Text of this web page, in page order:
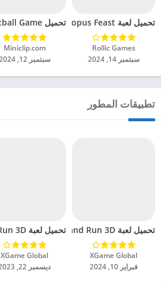
تحميل لعبة Octopus Feast مهكرة للاندرويد 2024
Rollic Games‏
سبتمبر 14, 2024
تحميل Soccer Hero PvP Football Game مهكرة للاندرويد 2024
Miniclip.com‏
سبتمبر 12, 2024
تطبيقات المطور
تحميل لعبة Thief and Run 3D مهكرة للاندرويد 2024
XGame Global‏
فبراير 10, 2024
تحميل لعبة Money Run 3D مهكرة للاندرويد 2024
XGame Global‏
ديسمبر 22, 2023